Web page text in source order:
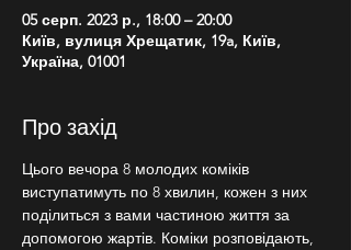
05 серп. 2023 р., 18:00 – 20:00
Київ, вулиця Хрещатик, 19a, Київ,
Україна, 01001
Про захід
Цього вечора 8 молодих коміків
виступатимуть по 8 хвилин, кожен з них
поділиться з вами частиною життя за
допомогою жартів. Коміки розповідають,